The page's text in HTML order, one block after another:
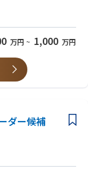
（製品紹介）
用部品）のプロモー
リケーションデザイ
ス等のデザイン
万円 ~ 1,000 万円
ダー候補